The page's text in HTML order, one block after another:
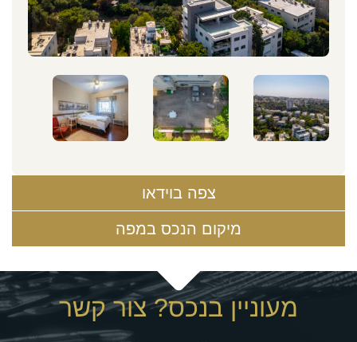
צפה בוידאו
מיקום הנכס במפה
מעוניין בנכס? צור קשר